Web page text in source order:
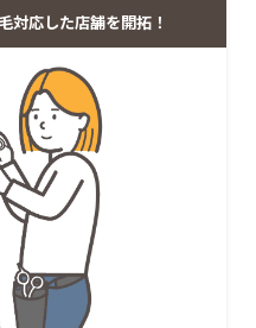
対応した店舗を開拓！